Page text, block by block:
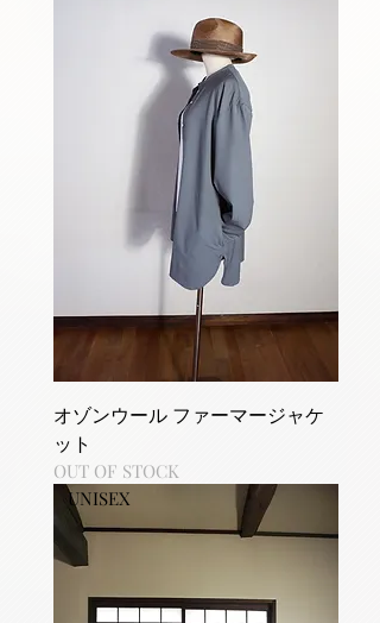
オゾンウール ファーマージャケ
ット
OUT OF STOCK
UNISEX